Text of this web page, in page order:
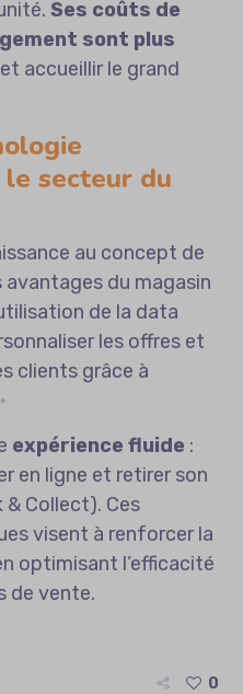
Ses coûts de
sont plus
accueillir le grand
secteur du
au concept de
avantages du magasin
de la data
les offres et
clients grâce à
expérience fluide :
en ligne et retirer son
& Collect). Ces
visent à renforcer la
optimisant l’efficacité
de vente.
0